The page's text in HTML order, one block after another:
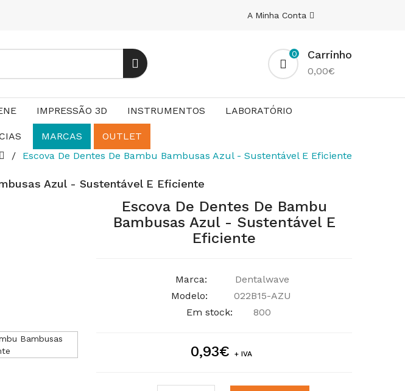
A Minha Conta
0 Carrinho
0,00€
IMPRESSÃO 3D INSTRUMENTOS LABORATÓRIO
MARCAS
OUTLET
Escova De Dentes De Bambu Bambusas Azul - Sustentável E Eficiente
Azul - Sustentável E Eficiente
Escova De Dentes De Bambu
Bambusas Azul - Sustentável E
Eficiente
Marca:
Dentalwave
Modelo:
022B15-AZU
Em stock:
800
0,93€ + IVA